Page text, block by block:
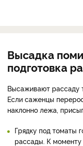
Высадка
подготовка
Высаживают рассаду
Если саженцы
наклонно лежа,
Грядку под томаты
рассады. К